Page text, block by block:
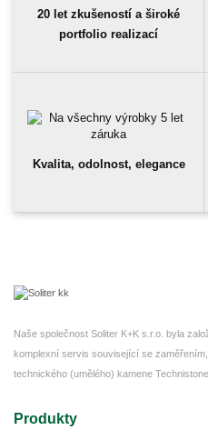
20 let zkušeností a široké
portfolio realizací
Kvalita, odolnost, elegance
Naše společnost Soliter K+K s.r.o. byla
komplexní servis související se
technického (umělého) kamene
Produkty